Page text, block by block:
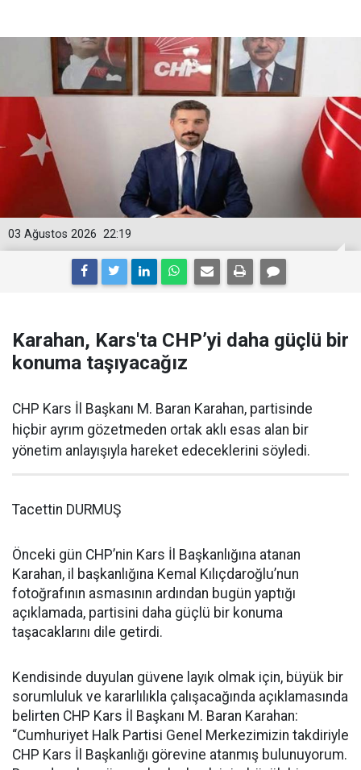
22:19
03 Ağustos 2026
Karahan, Kars'ta CHP’yi daha güçlü bir
konuma taşıyacağız
CHP Kars İl Başkanı M. Baran Karahan, partisinde
hiçbir ayrım gözetmeden ortak aklı esas alan bir
yönetim anlayışıyla hareket edeceklerini söyledi.
Tacettin DURMUŞ
Önceki gün CHP’nin Kars İl Başkanlığına atanan
Karahan, il başkanlığına Kemal Kılıçdaroğlu’nun
fotoğrafının asmasının ardından bugün yaptığı
açıklamada, partisini daha güçlü bir konuma
taşacaklarını dile getirdi.
Kendisinde duyulan güvene layık olmak için, büyük bir
sorumluluk ve kararlılıkla çalışacağında açıklamasında
belirten CHP Kars İl Başkanı M. Baran Karahan:
“Cumhuriyet Halk Partisi Genel Merkezimizin takdiriyle
CHP Kars İl Başkanlığı görevine atanmış bulunuyorum.